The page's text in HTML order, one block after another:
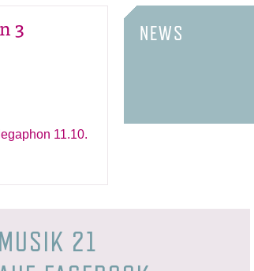
3
11.10.
NEWS
MUSIK 21